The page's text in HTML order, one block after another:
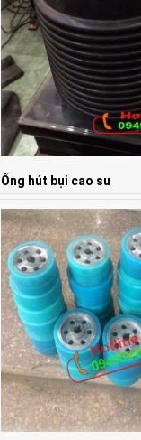
Ống hút bụi cao su
Giá: Liên hệ